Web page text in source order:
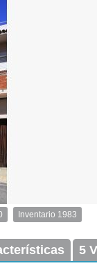
Inventario 1983
5